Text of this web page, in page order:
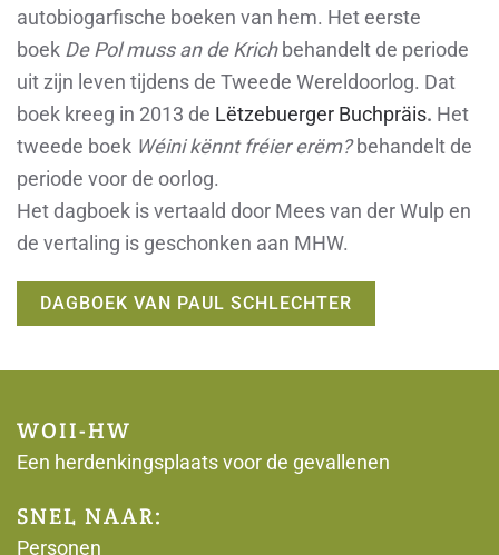
autobiogarfische boeken van hem. Het eerste
boek De Pol muss an de Krichbehandelt de periode
uit zijn leven tijdens de Tweede Wereldoorlog. Dat
boek kreeg in 2013 de Lëtzebuerger Buchpräis. Het
tweede boek Wéini kënnt fréier erëm?behandelt de
periode voor de oorlog.
Het dagboek is vertaald door Mees van der Wulp en
de vertaling is geschonken aan MHW.
DAGBOEK VAN PAUL SCHLECHTER
WOII-HW
Een herdenkingsplaats voor de gevallenen
SNEL NAAR:
Personen